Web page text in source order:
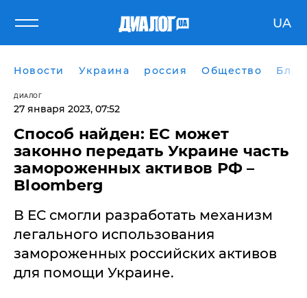
UA
Новости Украина россия Общество
ДИАЛОГ
27 января 2023, 07:52
Способ найден: ЕС может
законно передать Украине часть
замороженных активов РФ –
Bloomberg
​В ЕС смогли разработать механизм
легального использования
замороженных российских активов
для помощи Украине.